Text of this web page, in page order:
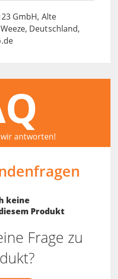
GmbH, Alte
Deutschland,
antworten!
keine
Produkt
Frage zu